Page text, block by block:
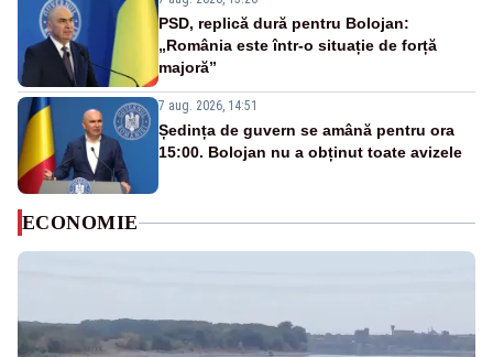
PSD, replică dură pentru Bolojan:
„România este într-o situație de forță
majoră”
7 aug. 2026, 14:51
Ședința de guvern se amână pentru ora
15:00. Bolojan nu a obținut toate avizele
ECONOMIE